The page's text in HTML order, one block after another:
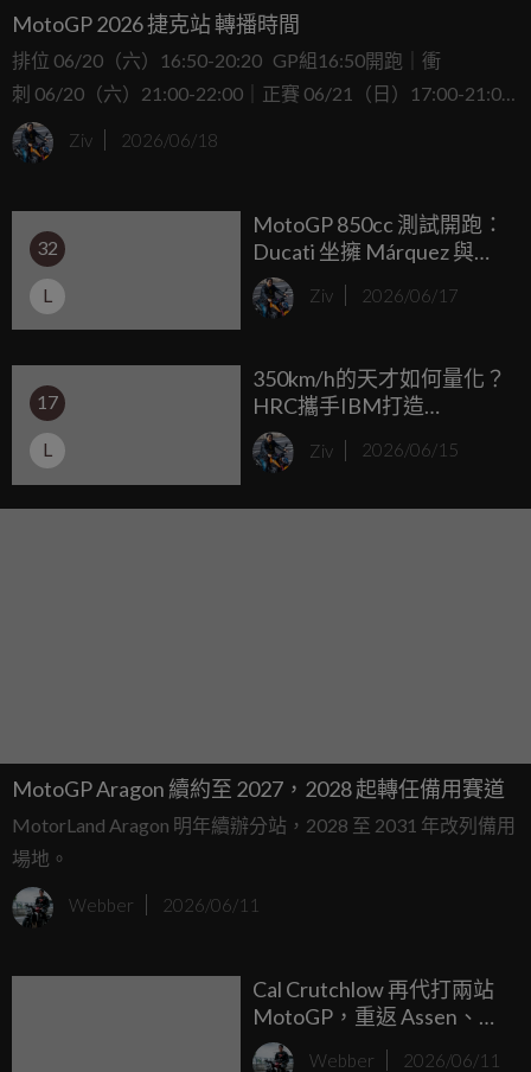
MotoGP 2026 捷克站 轉播時間
排位 06/20（六）16:50-20:20 GP組16:50開跑｜衝
刺 06/20（六）21:00-22:00｜正賽 06/21（日）17:00-21:00
GP組20:00開跑
Ziv 2026/06/18
32
L
MotoGP 850cc 測試開跑：
Ducati 坐擁 Márquez 與
Aldeguer 豪華陣容制霸
Brno
Ziv 2026/06/17
17
L
350km/h的天才如何量化？
HRC攜手IBM打造
「watsonx」AI伯樂，用數
據全面解密MotoGP火星人
Ziv 2026/06/15
MotoGP Aragon 續約至 2027，2028 起轉任備用賽道
MotorLand Aragon 明年續辦分站，2028 至 2031 年改列備用
場地。
Webber 2026/06/11
Cal Crutchlow 再代打兩站
MotoGP，重返 Assen、
Brno 熟悉戰場
Webber 2026/06/11